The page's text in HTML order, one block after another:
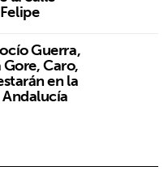
Guerra,
Caro,
en la